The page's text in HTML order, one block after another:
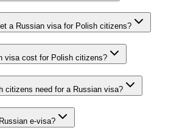
a Russian visa for Polish citizens?
visa cost for Polish citizens?
citizens need for a Russian visa?
e-visa?